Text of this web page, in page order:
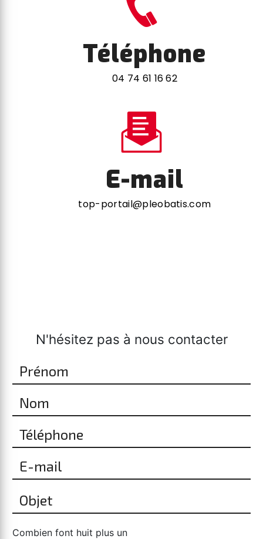
Téléphone
04 74 61 16 62
E-mail
top-portail@pleobatis.com
N'hésitez pas à nous contacter
Combien font huit plus un